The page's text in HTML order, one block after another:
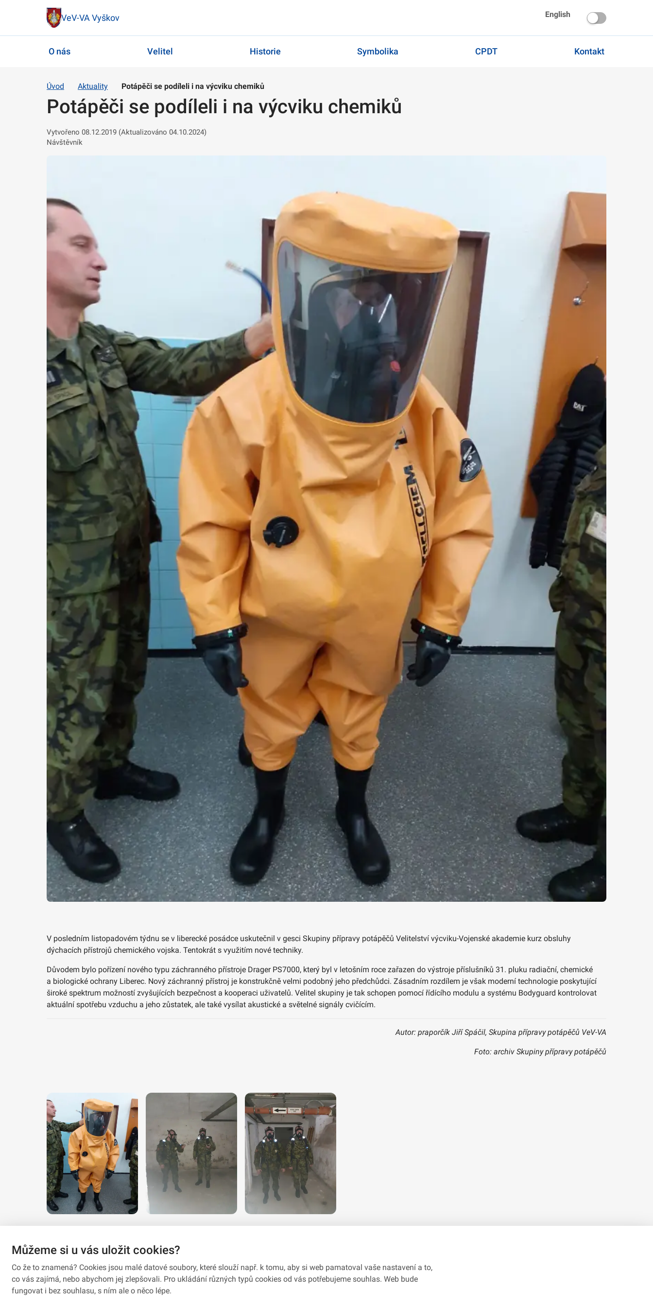
VeV-VA Vyškov English
O nás Velitel Historie Symbolika CPDT Kontakt
Úvod Aktuality Potápěči se podíleli i na výcviku chemiků
Potápěči se podíleli i na výcviku chemiků
Vytvořeno 08.12.2019 (Aktualizováno 04.10.2024)
Návštěvník
V posledním listopadovém týdnu se v liberecké posádce uskutečnil v gesci Skupiny přípravy potápěčů Velitelství výcviku-Vojenské akademie kurz obsluhy
dýchacích přístrojů chemického vojska. Tentokrát s využitím nové techniky.
Důvodem bylo pořízení nového typu záchranného přístroje Drager PS7000, který byl v letošním roce zařazen do výstroje příslušníků 31. pluku radiační, chemické
a biologické ochrany Liberec. Nový záchranný přístroj je konstrukčně velmi podobný jeho předchůdci. Zásadním rozdílem je však moderní technologie poskytující
široké spektrum možností zvyšujících bezpečnost a kooperaci uživatelů. Velitel skupiny je tak schopen pomocí řídícího modulu a systému Bodyguard kontrolovat
aktuální spotřebu vzduchu a jeho zůstatek, ale také vysílat akustické a světelné signály cvičícím.
Autor: praporčík Jiří Spáčil, Skupina přípravy potápěčů VeV-VA
Foto: archiv Skupiny přípravy potápěčů
Můžeme si u vás uložit cookies?
Co že to znamená? Cookies jsou malé datové soubory, které slouží např. k tomu, aby si web pamatoval vaše nastavení a to,
co vás zajímá, nebo abychom jej zlepšovali. Pro ukládání různých typů cookies od vás potřebujeme souhlas. Web bude
fungovat i bez souhlasu, s ním ale o něco lépe.